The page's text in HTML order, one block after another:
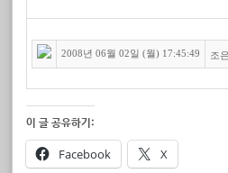
2008년 06월 02일 (월) 17:45:49 조
이 글 공유하기:
Facebook X